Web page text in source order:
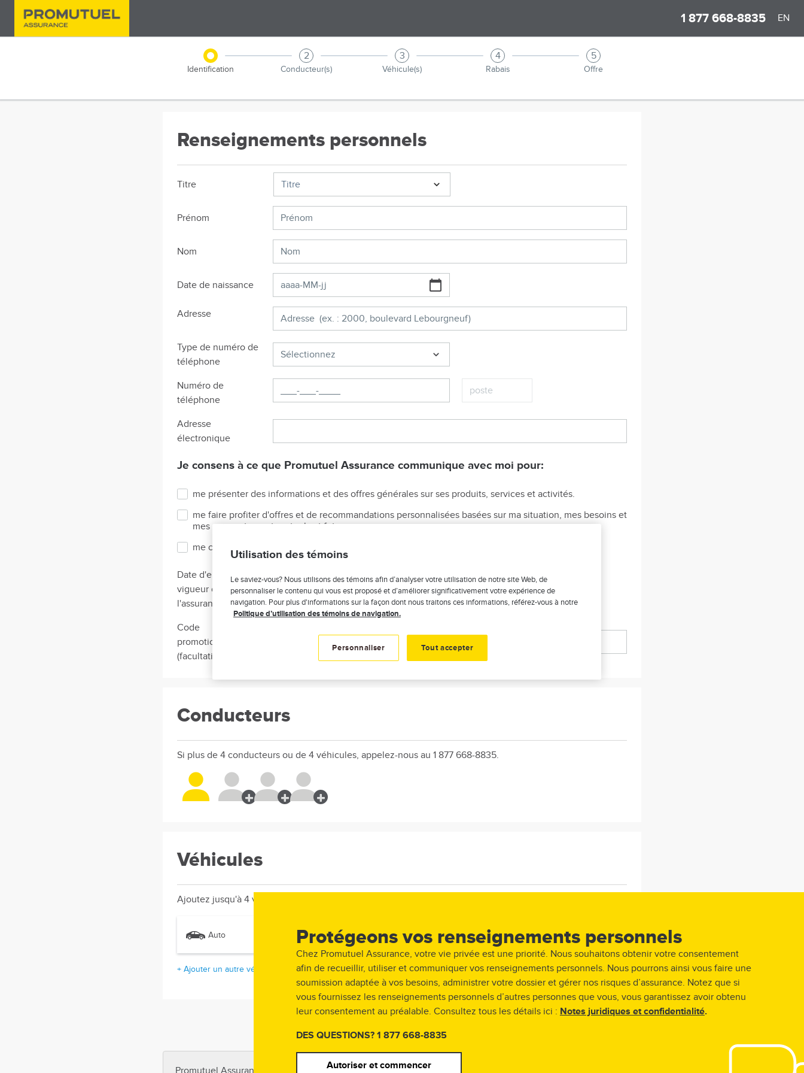
contenu
1 877 668-8835 EN
Identification
2
Conducteur(s)
3
Véhicule(s)
4
Rabais
5
Offre
Renseignements personnels
Titre
Prénom
Nom
Date de naissance
Adresse
Type de numéro de
téléphone
Sélectionnez
Numéro de
téléphone
Adresse
électronique
Je consens à ce que Promutuel Assurance communique avec moi pour:
me présenter des informations et des offres générales sur ses produits, services et activités.
me faire profiter d'offres et de recommandations personnalisées basées sur ma situation, mes besoins et
mes comportements actuels et futurs.
me consulter sur différents sujets.
Date d'entrée en
vigueur de
l'assurance
Code
promotionnel
(facultatif)
Conducteurs
Si plus de 4 conducteurs ou de 4 véhicules, appelez-nous au 1 877 668-8835.
Véhicules
Ajoutez jusqu'à 4 véhicules. Si vous avez plus de 4 véhicules, veuillez nous appeler au 1 877 668-8835.
Auto
+ Ajouter un autre véhicule
Protégeons vos renseignements personnels
Chez Promutuel Assurance, votre vie privée est une priorité. Nous souhaitons obtenir votre consentement
afin de recueillir, utiliser et communiquer vos renseignements personnels. Nous pourrons ainsi vous faire une
soumission adaptée à vos besoins, administrer votre dossier et gérer nos risques d’assurance. Notez que si
vous fournissez les renseignements personnels d’autres personnes que vous, vous garantissez avoir obtenu
leur consentement au préalable. Consultez tous les détails ici : Notes juridiques et confidentialité.
DES QUESTIONS? 1 877 668-8835
Autoriser et commencer
Utilisation des témoins
Le saviez-vous? Nous utilisons des témoins afin d’analyser votre utilisation de notre site Web, de
personnaliser le contenu qui vous est proposé et d’améliorer significativement votre expérience de
navigation. Pour plus d'informations sur la façon dont nous traitons ces informations, référez-vous à notre
Politique d’utilisation des témoins de navigation.
Personnaliser Tout accepter